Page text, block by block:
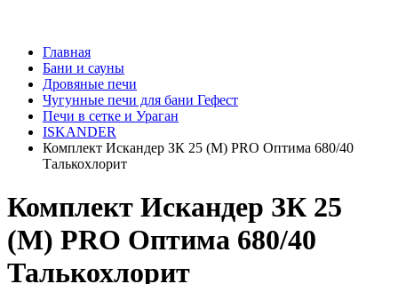
Главная
Бани и сауны
Дровяные печи
Чугунные печи для бани Гефест
Печи в сетке и Ураган
ISKANDER
Комплект Искандер ЗК 25 (М) PRO Оптима 680/40
Талькохлорит
Комплект Искандер ЗК 25
(М) PRO Оптима 680/40
Талькохлорит